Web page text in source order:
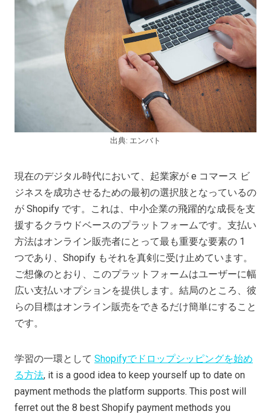
出典: エンバト
現在のデジタル時代において、起業家が e コマース ビ
ジネスを成功させるための最初の選択肢となっているの
が Shopify です。これは、中小企業の飛躍的な成長を支
援するクラウドベースのプラットフォームです。支払い
方法はオンライン販売者にとって最も重要な要素の 1
つであり、Shopify もそれを真剣に受け止めています。
ご想像のとおり、このプラットフォームはユーザーに幅
広い支払いオプションを提供します。結局のところ、彼
らの目標はオンライン販売をできるだけ簡単にすること
です。
学習の一環として Shopifyでドロップシッピングを始め
る方法, it is a good idea to keep yourself up to date on
payment methods the platform supports. This post will
ferret out the 8 best Shopify payment methods you